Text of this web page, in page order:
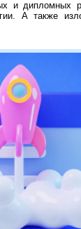
и дипломных
А также